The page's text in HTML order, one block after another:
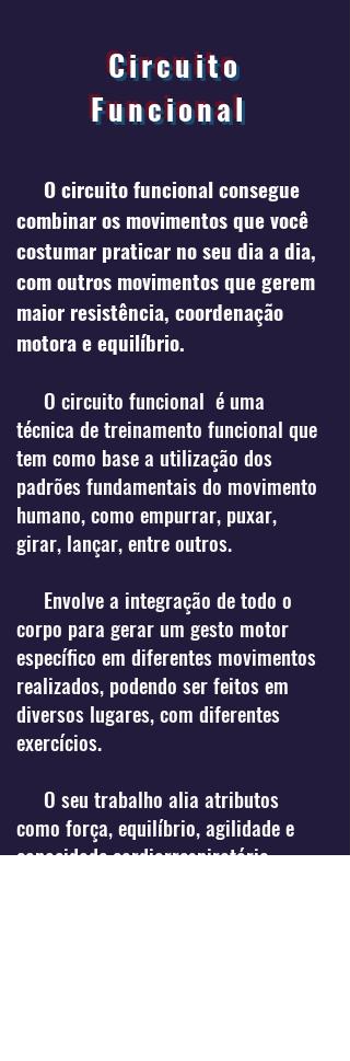
Circuito
Funcional
O circuito funcional consegue
combinar os movimentos que você
costumar praticar no seu dia a dia,
com outros movimentos que gerem
maior resistência, coordenação
motora e equilíbrio.
O circuito funcional é uma
técnica de treinamento funcional que
tem como base a utilização dos
padrões fundamentais do movimento
humano, como empurrar, puxar,
girar, lançar, entre outros.
Envolve a integração de todo o
corpo para gerar um gesto motor
específico em diferentes movimentos
realizados, podendo ser feitos em
diversos lugares, com diferentes
exercícios.
O seu trabalho alia atributos
como força, equilíbrio, agilidade e
capacidade cardiorrespiratória.